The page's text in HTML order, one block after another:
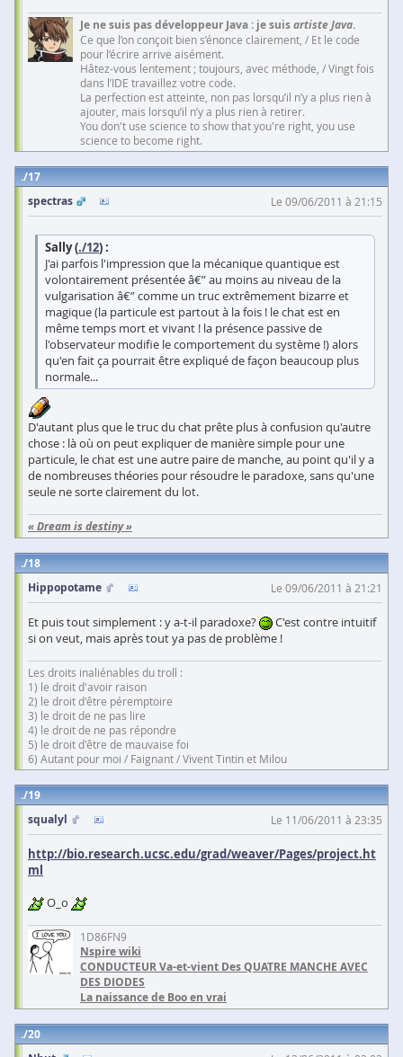
Je ne suis pas développeur Java : je suisartiste Java.
Ce que l’on conçoit bien s’énonce clairement, / Et le code
pour l’écrire arrive aisément.
Hâtez-vous lentement ; toujours, avec méthode, / Vingt fois
dans l’IDE travaillez votre code.
La perfection est atteinte, non pas lorsqu’il n’y a plus rien à
ajouter, mais lorsqu’il n’y a plus rien à retirer.
You don't use science to show that you're right, you use
science to become right.
17
spectras
Le 09/06/2011 à 21:15
Sally (./12) :
J'ai parfois l'impression que la mécanique quantique est
volontairement présentée â€” au moins au niveau de la
vulgarisation â€” comme un truc extrêmement bizarre et
magique (la particule est partout à la fois ! le chat est en
même temps mort et vivant ! la présence passive de
l'observateur modifie le comportement du système !) alors
qu'en fait ça pourrait être expliqué de façon beaucoup plus
normale...
D'autant plus que le truc du chat prête plus à confusion qu'autre
chose : là où on peut expliquer de manière simple pour une
particule, le chat est une autre paire de manche, au point qu'il y a
de nombreuses théories pour résoudre le paradoxe, sans qu'une
seule ne sorte clairement du lot.
« Dream is destiny »
18
Hippopotame
Le 09/06/2011 à 21:21
Et puis tout simplement : y a-t-il paradoxe?
C'est contre intuitif
si on veut, mais après tout ya pas de problème !
Les droits inaliénables du troll :
1) le droit d'avoir raison
2) le droit d'être péremptoire
3) le droit de ne pas lire
4) le droit de ne pas répondre
5) le droit d'être de mauvaise foi
6) Autant pour moi / Faignant / Vivent Tintin et Milou
19
squalyl
Le 11/06/2011 à 23:35
http://bio.research.ucsc.edu/grad/weaver/Pages/project.ht
ml
O_o
1D86FN9
Nspire wiki
CONDUCTEUR Va-et-vient Des QUATRE MANCHE AVEC
DES DIODES
La naissance de Boo en vrai
20